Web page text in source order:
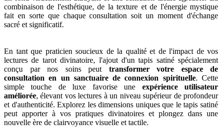
combinaison de l'esthétique, de la texture et de l'énergie mystique
fait en sorte que chaque consultation soit un moment d'échange
sacré et significatif.
En tant que praticien soucieux de la qualité et de l'impact de vos
lectures de tarot divinatoire, l'ajout d'un tapis satiné spécialement
conçu par nos soins peut transformer votre espace de
consultation en un sanctuaire de connexion spirituelle. Cette
simple touche de luxe favorise une expérience utilisateur
améliorée, élevant vos lectures à un niveau supérieur de profondeur
et d'authenticité. Explorez les dimensions uniques que le tapis satiné
peut apporter à vos pratiques divinatoires et plongez dans une
nouvelle ère de clairvoyance visuelle et tactile.